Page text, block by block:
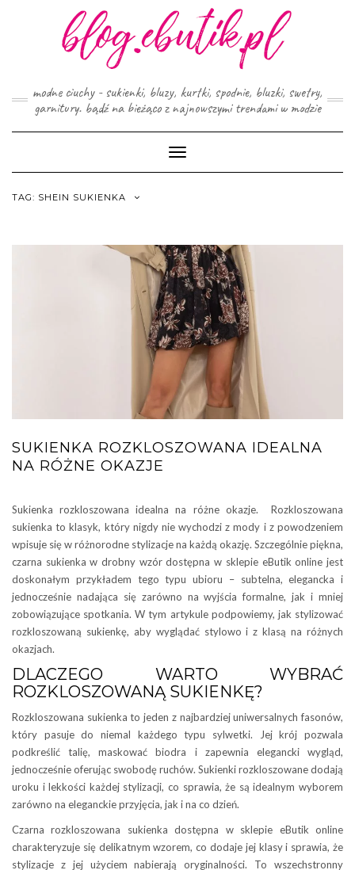
modne ciuchy - sukienki, bluzy, kurtki, spodnie, bluzki, swetry,
garnitury. bądź na bieżąco z najnowszymi trendami w modzie
Toggle
Navigation
TAG: SHEIN SUKIENKA
SUKIENKA ROZKLOSZOWANA IDEALNA
NA RÓŻNE OKAZJE
Sukienka rozkloszowana idealna na różne okazje. Rozkloszowana
sukienka to klasyk, który nigdy nie wychodzi z mody i z powodzeniem
wpisuje się w różnorodne stylizacje na każdą okazję. Szczególnie piękna,
czarna sukienka w drobny wzór dostępna w sklepie eButik online jest
doskonałym przykładem tego typu ubioru – subtelna, elegancka i
jednocześnie nadająca się zarówno na wyjścia formalne, jak i mniej
zobowiązujące spotkania. W tym artykule podpowiemy, jak stylizować
rozkloszowaną sukienkę, aby wyglądać stylowo i z klasą na różnych
okazjach.
DLACZEGO WARTO WYBRAĆ
ROZKLOSZOWANĄ SUKIENKĘ?
Rozkloszowana sukienka to jeden z najbardziej uniwersalnych fasonów,
który pasuje do niemal każdego typu sylwetki. Jej krój pozwala
podkreślić talię, maskować biodra i zapewnia elegancki wygląd,
jednocześnie oferując swobodę ruchów. Sukienki rozkloszowane dodają
uroku i lekkości każdej stylizacji, co sprawia, że są idealnym wyborem
zarówno na eleganckie przyjęcia, jak i na co dzień.
Czarna rozkloszowana sukienka dostępna w sklepie eButik online
charakteryzuje się delikatnym wzorem, co dodaje jej klasy i sprawia, że
stylizacje z jej użyciem nabierają oryginalności. To wszechstronny